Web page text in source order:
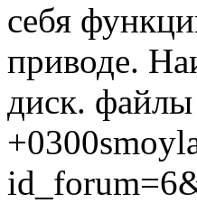
себя
приводе.
диск. файлы
+0300